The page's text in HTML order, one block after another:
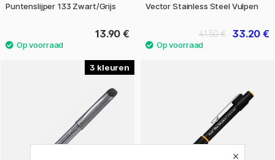
Puntenslijper 133 Zwart/Grijs
13.90 €
Vector Stainless Steel Vulpen
33.20 €
41.50 €
3